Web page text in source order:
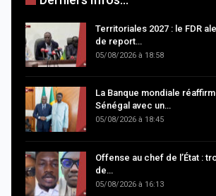
Territoriales 2027 : le FDR
de report…
05/08/2026 à 18:58
La Banque mondiale
Sénégal avec un…
05/08/2026 à 18:45
Offense au chef de l’État :
de…
05/08/2026 à 16:13